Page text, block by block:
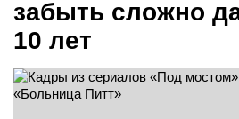
забыть сложно
10 лет